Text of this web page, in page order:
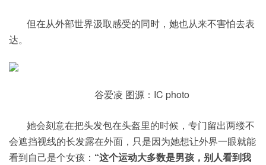
但在从外部世界汲取感受的同时，她也从来不害怕去表
达。
谷爱凌 图源：IC photo
她会刻意在把头发包在头盔里的时候，专门留出两缕不
会遮挡视线的长发露在外面，只是因为她想让外界一眼就能
看到自己是个女孩： “这个运动大多数是男孩，别人看到我